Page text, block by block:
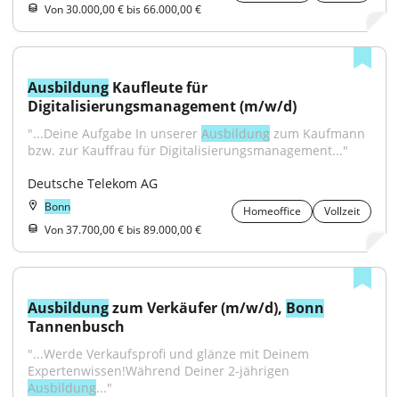
Von 30.000,00 € bis 66.000,00 €
Ausbildung Kaufleute für
Digitalisierungsmanagement (m/w/d)
"...Deine Aufgabe In unserer Ausbildung zum Kaufmann
bzw. zur Kauffrau für Digitalisierungsmanagement..."
Deutsche Telekom AG
Bonn Homeoffice
Vollzeit
Von 37.700,00 € bis 89.000,00 €
Ausbildung zum Verkäufer (m/w/d), Bonn
Tannenbusch
"...Werde Verkaufsprofi und glänze mit Deinem
Ausbildung..."